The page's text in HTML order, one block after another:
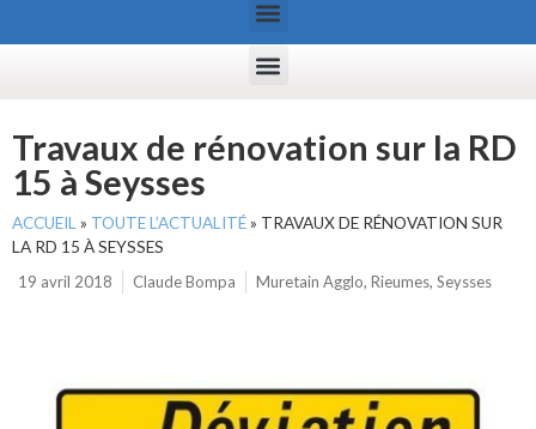
Travaux de rénovation sur la RD
15 à Seysses
ACCUEIL » TOUTE L’ACTUALITÉ» TRAVAUX DE RÉNOVATION SUR
LA RD 15 À SEYSSES
19 avril 2018
Claude Bompa Muretain Agglo, Rieumes, Seysses